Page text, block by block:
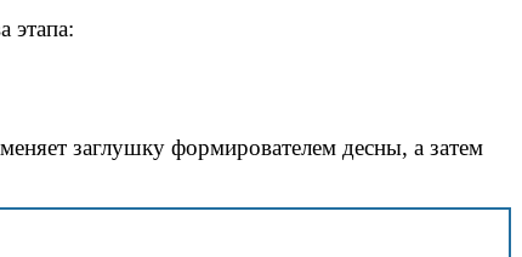
этапа:
заглушку формирователем десны, а затем